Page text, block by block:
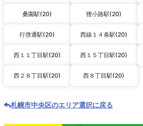
桑園駅(20) 狸小路駅(20)
行啓通駅(20) 西線１４条駅(20)
西１１丁目駅(20) 西１５丁目駅(20)
西２８丁目駅(20) 西８丁目駅(20)
札幌市中央区のエリア選択に戻る